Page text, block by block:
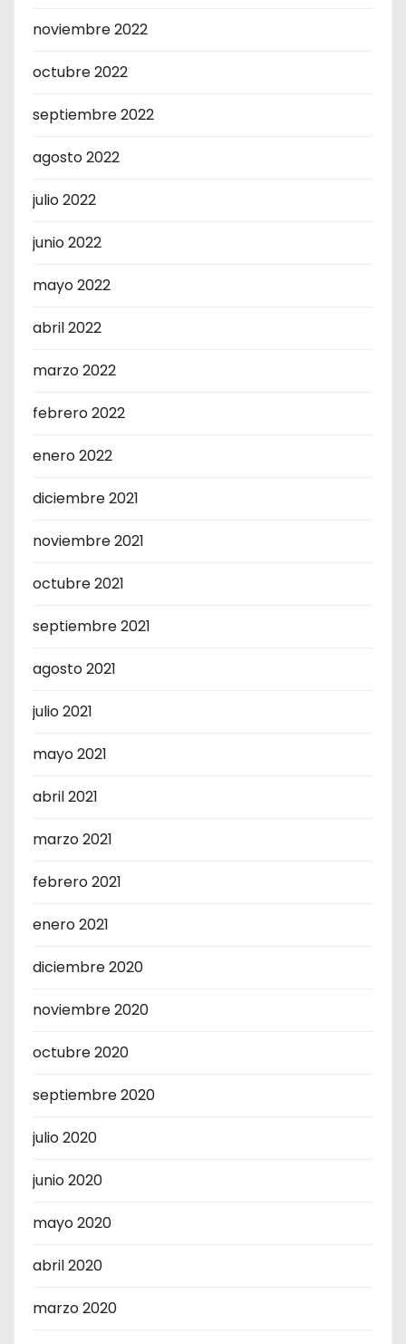
noviembre 2022
octubre 2022
septiembre 2022
agosto 2022
julio 2022
junio 2022
mayo 2022
abril 2022
marzo 2022
febrero 2022
enero 2022
diciembre 2021
noviembre 2021
octubre 2021
septiembre 2021
agosto 2021
julio 2021
mayo 2021
abril 2021
marzo 2021
febrero 2021
enero 2021
diciembre 2020
noviembre 2020
octubre 2020
septiembre 2020
julio 2020
junio 2020
mayo 2020
abril 2020
marzo 2020